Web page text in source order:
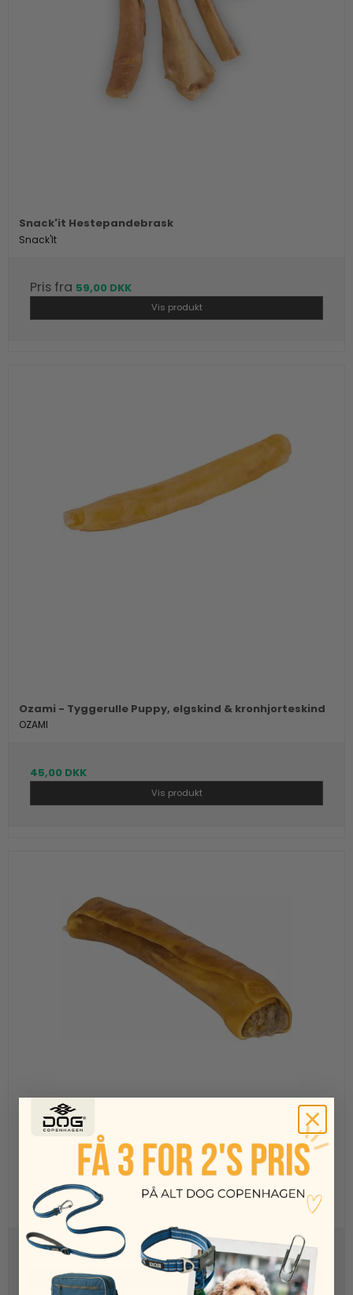
Snack'it Hestepandebrask
Snack'It
Pris fra 59,00 DKK
Vis produkt
Ozami - Tyggerulle Puppy, elgskind & kronhjorteskind
OZAMI
45,00 DKK
Vis produkt
Premium - Finsk HestesStick Wrapped, 20 cm
OZAMI
59,00 DKK
Vis produkt